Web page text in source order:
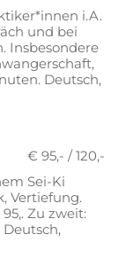
i.A.
und bei
Insbesondere
Deutsch,
€ 95,- / 120,-
Sei-Ki
Vertiefung.
Zu zweit: